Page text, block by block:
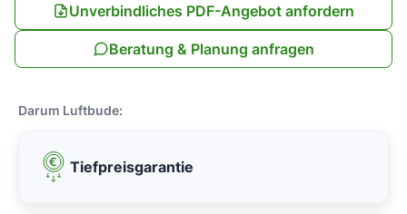
Unverbindliches PDF-Angebot anfordern
Beratung & Planung anfragen
Darum Luftbude:
Tiefpreisgarantie